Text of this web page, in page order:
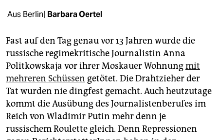
shop
fragen & hilfe
unterstützen
abo
genossenschaft
epaper login
Aus Berlin| Barbara Oertel
Fast auf den Tag genau vor 13 Jahren wurde die
russische regimekritische Journalistin Anna
Politkowskaja vor ihrer Moskauer Wohnungmit
mehreren Schüssen getötet. Die Drahtzieher der
Tat wurden nie dingfest gemacht. Auch heutzutage
kommt die Ausübung des Journalistenberufes im
Reich von Wladimir Putin mehr denn je
russischem Roulette gleich. Denn Repressionen